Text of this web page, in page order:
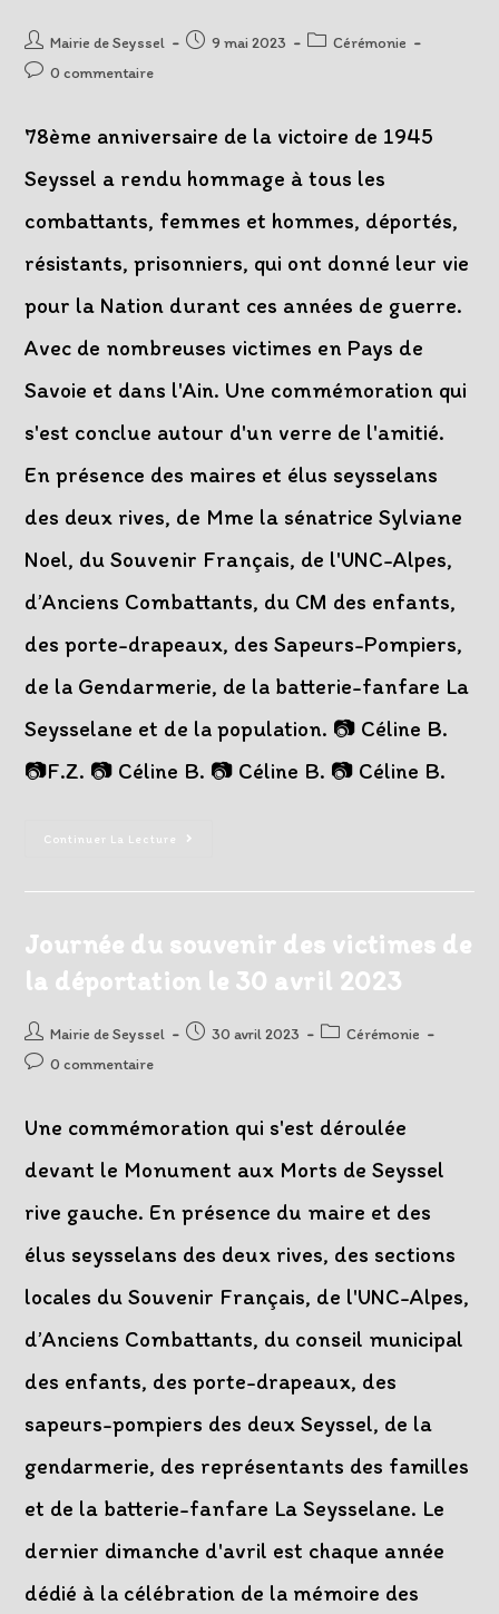
Auteur/autrice
de
Mairie de Seyssel
Post9 mai 2023
PostCérémonie
Post0 commentaire
78ème anniversaire de la victoire de 1945
Seyssel a rendu hommage à tous les
combattants, femmes et hommes, déportés,
résistants, prisonniers, qui ont donné leur vie
pour la Nation durant ces années de guerre.
Avec de nombreuses victimes en Pays de
Savoie et dans l'Ain. Une commémoration qui
s'est conclue autour d'un verre de l'amitié.
En présence des maires et élus seysselans
des deux rives, de Mme la sénatrice Sylviane
Noel, du Souvenir Français, de l'UNC-Alpes,
d’Anciens Combattants, du CM des enfants,
des porte-drapeaux, des Sapeurs-Pompiers,
de la Gendarmerie, de la batterie-fanfare La
Seysselane et de la population. 📷 Céline B.
📷F.Z. 📷 Céline B. 📷 Céline B. 📷 Céline B.
Continuer La Lecture
Commémoration
Journée du souvenir des victimes de
la déportation le 30 avril 2023
Auteur/autrice
de
Mairie de Seyssel
Post30 avril 2023
PostCérémonie
Post0 commentaire
Une commémoration qui s'est déroulée
devant le Monument aux Morts de Seyssel
rive gauche. En présence du maire et des
élus seysselans des deux rives, des sections
locales du Souvenir Français, de l'UNC-Alpes,
d’Anciens Combattants, du conseil municipal
des enfants, des porte-drapeaux, des
sapeurs-pompiers des deux Seyssel, de la
gendarmerie, des représentants des familles
et de la batterie-fanfare La Seysselane. Le
dernier dimanche d'avril est chaque année
dédié à la célébration de la mémoire des